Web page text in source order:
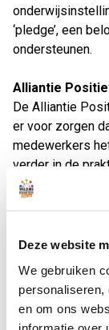
Deze website
We gebruiken
en om ons
‘pledge’, een
ondersteunen.
Alliantie
De Alliantie
er voor zorgen
medewerkers
verder in de
door te
door partners
editie
“Onze ambitie
Noord in 2030
en bestuurders